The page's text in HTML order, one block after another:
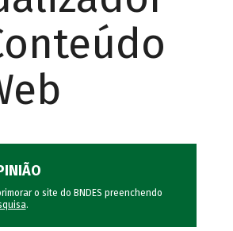
o site do BNDES preenchendo
.